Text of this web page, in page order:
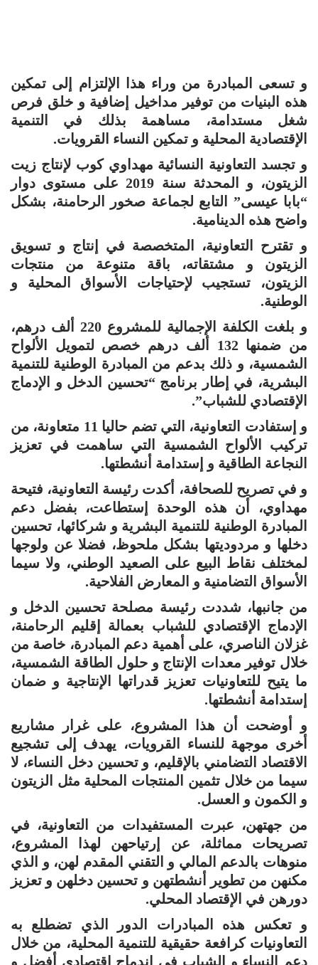
و تسعى المبادرة من وراء هذا الإلتزام إلى تمكين
هذه البنيات من توفير مداخيل إضافية و خلق فرص
شغل مستدامة، مساهمة بذلك في التنمية
الإقتصادية المحلية و تمكين النساء القرويات.
و تجسد التعاونية النسائية مهداوي كوب لإنتاج زيت
الزيتون، و المحدثة سنة 2019 على مستوى دوار
“بابا عيسى” التابع لجماعة صخور الرحامنة، بشكل
واضح هذه الدينامية.
و تقترح التعاونية، المتخصصة في إنتاج و تسويق
الزيتون و مشتقاته، باقة متنوعة من منتجات
الزيتون، تستجيب لإحتياجات الأسواق المحلية و
الوطنية.
و بلغت الكلفة الإجمالية للمشروع 220 ألف درهم،
من ضمنها 132 ألف درهم خصص لتمويل الألواح
الشمسية، و ذلك بدعم من المبادرة الوطنية للتنمية
البشرية، في إطار برنامج “تحسين الدخل و الإدماج
الإقتصادي للشباب”.
و إستفادت التعاونية، التي تضم حاليا 11 متعاونة، من
تركيب الألواح الشمسية التي ساهمت في تعزيز
النجاعة الطاقية و إستدامة أنشطتها.
و في تصريح للصحافة، أكدت رئيسة التعاونية، فتيحة
مهداوي، أن هذه الوحدة إستطاعت، بفضل دعم
المبادرة الوطنية للتنمية البشرية و شركائها، تحسين
دخلها و مردوديتها بشكل ملحوظ، فضلا عن ولوجها
لمختلف نقاط البيع على الصعيد الوطني، ولا سيما
الأسواق التضامنية و المعارض الفلاحية.
من جانبها، شددت رئيسة مصلحة تحسين الدخل و
الإدماج الإقتصادي للشباب بعمالة إقليم الرحامنة،
غزلان الناصري، على أهمية دعم المبادرة، خاصة من
خلال توفير معدات الإنتاج و حلول الطاقة الشمسية،
ما يتيح للتعاونيات تعزيز قدراتها الإنتاجية و ضمان
إستدامة أنشطتها.
و أوضحت أن هذا المشروع، على غرار مشاريع
أخرى موجهة للنساء القرويات، يهدف إلى تشجيع
الاقتصاد التضامني بالإقليم، و تحسين دخل النساء، لا
سيما من خلال تثمين المنتجات المحلية مثل الزيتون
و الكمون و العسل.
من جهتهن، عبرت المستفيدات من التعاونية، في
تصريحات مماثلة، عن إرتياحهن لهذا المشروع،
منوهات بالدعم المالي و التقني المقدم لهن، و الذي
مكنهن من تطوير أنشطتهن و تحسين دخلهن و تعزيز
دورهن في الإقتصاد المحلي.
و تعكس هذه المبادرات الدور الذي تضطلع به
التعاونيات كرافعة حقيقية للتنمية المحلية، من خلال
دعم النساء و الشباب في إندماج اقتصادي أفضل و